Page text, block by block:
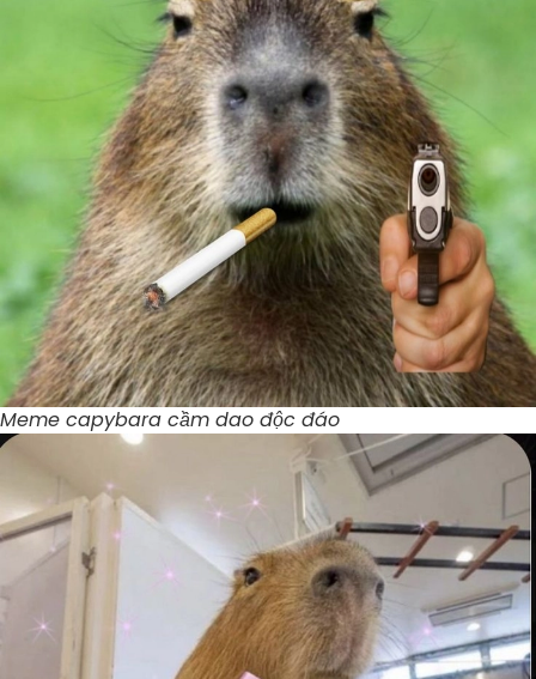
Meme capybara cầm dao độc đáo